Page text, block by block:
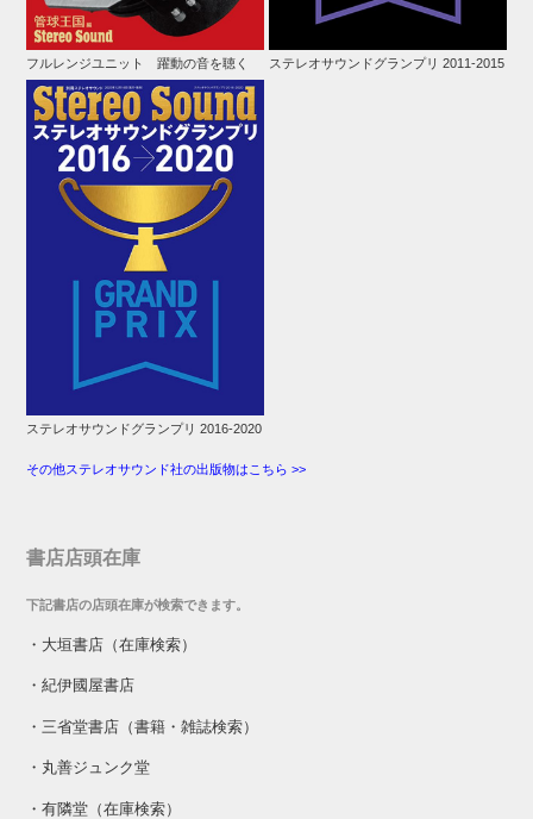
フルレンジユニット 躍動の音を聴く ステレオサウンドグランプリ 2011-2015
ステレオサウンドグランプリ 2016-2020
その他ステレオサウンド社の出版物はこちら >>
書店店頭在庫
下記書店の店頭在庫が検索できます。
・ 大垣書店（在庫検索）
・紀伊國屋書店
・ 三省堂書店（書籍・雑誌検索）
・ 丸善ジュンク堂
・有隣堂（在庫検索）